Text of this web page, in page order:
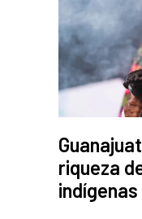
riqueza
indígenas